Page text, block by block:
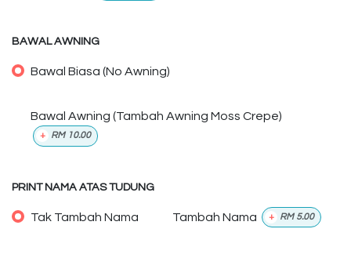
BAWAL AWNING
Bawal Biasa (No Awning)
Bawal Awning (Tambah Awning Moss Crepe)
+ RM 10.00
PRINT NAMA ATAS TUDUNG
Tak Tambah Nama Tambah Nama + RM 5.00